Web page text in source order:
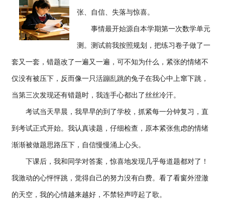
张、自信、失落与惊喜。
事情最开始源自本学期第一次数学单元
测。测试前我按照规划，把练习卷子做了一
套又一套，错题改了一遍又一遍，可不知为什么，紧张的情绪不
仅没有被压下，反而像一只活蹦乱跳的兔子在我心中上窜下跳，
当第三次发现还有错题时，我连手心都出了丝丝冷汗。
考试当天早晨，我早早的到了学校，抓紧每一分钟复习，直
到考试正式开始。我认真读题，仔细检查，原本紧张焦虑的情绪
渐渐被做题思路压下，自信慢慢涌上心头。
下课后，我和同学对答案，惊喜地发现几乎每道题都对了！
我激动的心怦怦跳，觉得自己的努力没有白费。看了看窗外澄澈
的天空，我的心情越来越好，不禁轻声哼起了歌。